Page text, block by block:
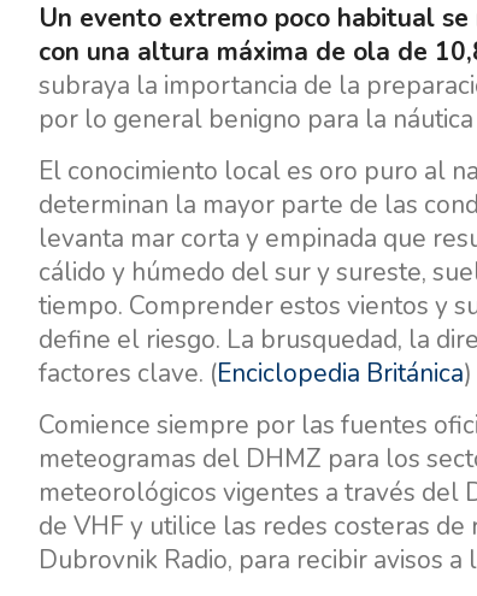
Un evento extremo poco habitual
con una altura máxima de ola de
subraya la importancia de la
por lo general benigno para la
El conocimiento local es oro puro al
determinan la mayor parte de las
levanta mar corta y empinada que
cálido y húmedo del sur y sureste,
tiempo. Comprender estos vientos y
define el riesgo. La brusquedad, la
factores clave. (Enciclopedia Británica)
Comience siempre por las fuentes
meteogramas del DHMZ para los
meteorológicos vigentes a través del
de VHF y utilice las redes costeras
Dubrovnik Radio, para recibir avisos a
Contacto
Noticias / Blog
Sobre nosotros
Socios
Nuestra Flota
Barcos de Vela
Barcos a Motor